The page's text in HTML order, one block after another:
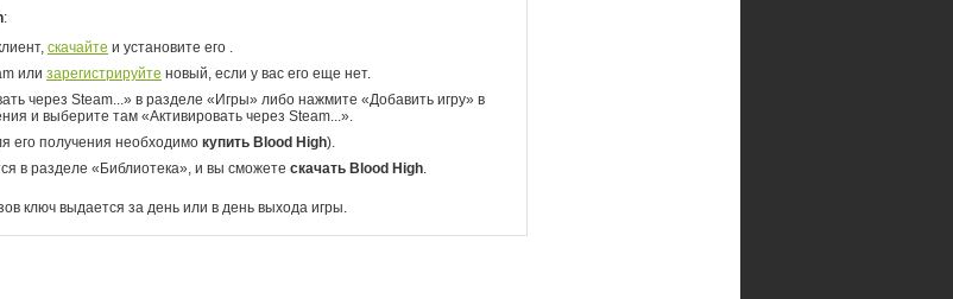
:
скачайте и установите его .
или зарегистрируйте новый, если у вас его еще нет.
через Steam...» в разделе «Игры» либо нажмите «Добавить игру» в
и выберите там «Активировать через Steam...».
его получения необходимо купить Blood High).
в разделе «Библиотека», и вы сможете скачать Blood High.
ключ выдается за день или в день выхода игры.